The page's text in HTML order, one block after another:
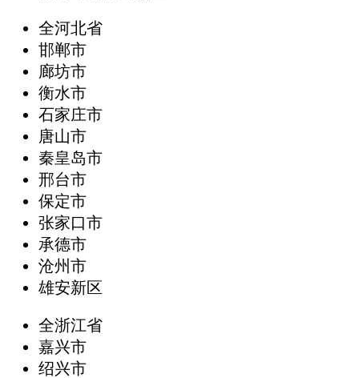
全河北省
邯郸市
廊坊市
衡水市
石家庄市
唐山市
秦皇岛市
邢台市
保定市
张家口市
承德市
沧州市
雄安新区
全浙江省
嘉兴市
绍兴市